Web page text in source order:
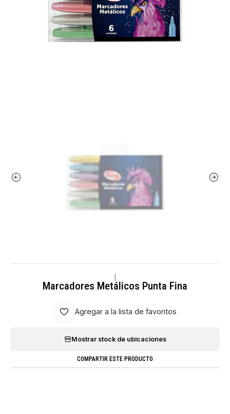
Marcadores Metálicos Punta Fina
Agregar a la lista de favoritos
Mostrar stock de ubicaciones
COMPARTIR ESTE PRODUCTO